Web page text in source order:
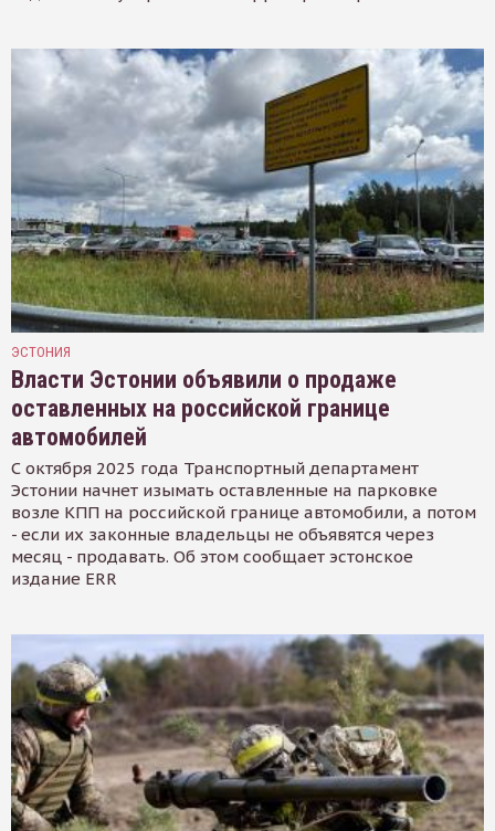
ЭСТОНИЯ
Власти Эстонии объявили о продаже
оставленных на российской границе
автомобилей
С октября 2025 года Транспортный департамент
Эстонии начнет изымать оставленные на парковке
возле КПП на российской границе автомобили, а потом
- если их законные владельцы не объявятся через
месяц - продавать. Об этом сообщает эстонское
издание ERR